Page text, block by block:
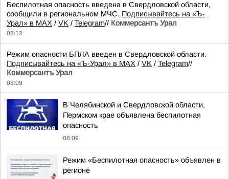
Беспилотная опасность введена в Свердловской области,
сообщили в региональном МЧС. Подписывайтесь на «Ъ-
Урал» в MAX / VK / Telegram// Коммерсантъ Урал
08:12
Режим опасности БПЛА введен в Свердловской области.
Подписывайтесь на «Ъ-Урал» в MAX / VK / Telegram//
Коммерсантъ Урал
08:09
В Челябинской и Свердловской области,
Пермском крае объявлена беспилотная
опасность
08:09
Режим «Беспилотная опасность» объявлен в
регионе